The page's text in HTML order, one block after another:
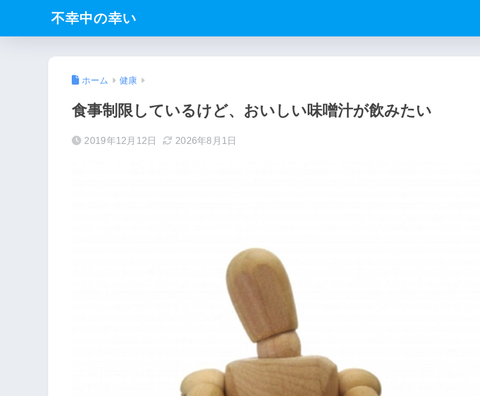
不幸中の幸い
ホーム 健康
食事制限しているけど、おいしい味噌汁が飲みたい
2019年12月12日 2026年8月1日